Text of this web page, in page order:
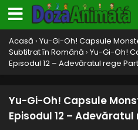
Acasă › Yu-Gi-Oh! Capsule
Subtitrat în Română › Yu-Gi-Oh!
Episodul 12 – Adevăratul rege
Yu-Gi-Oh! Capsule
Episodul 12 –